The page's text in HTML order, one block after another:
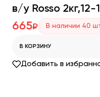
в/у Rosso
665₽ В наличии 40
В КОРЗИНУ
Добавить в